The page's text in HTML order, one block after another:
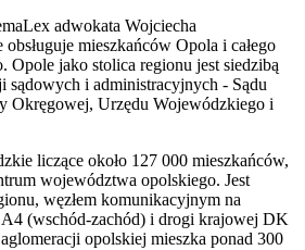
adwokata Wojciecha
mieszkańców Opola i całego
Opole jako stolica regionu jest siedzibą
sądowych i administracyjnych - Sądu
Okręgowej, Urzędu Wojewódzkiego i
liczące około 127 000 mieszkańców,
województwa opolskiego. Jest
węzłem komunikacyjnym na
(wschód-zachód) i drogi krajowej DK
opolskiej mieszka ponad 300